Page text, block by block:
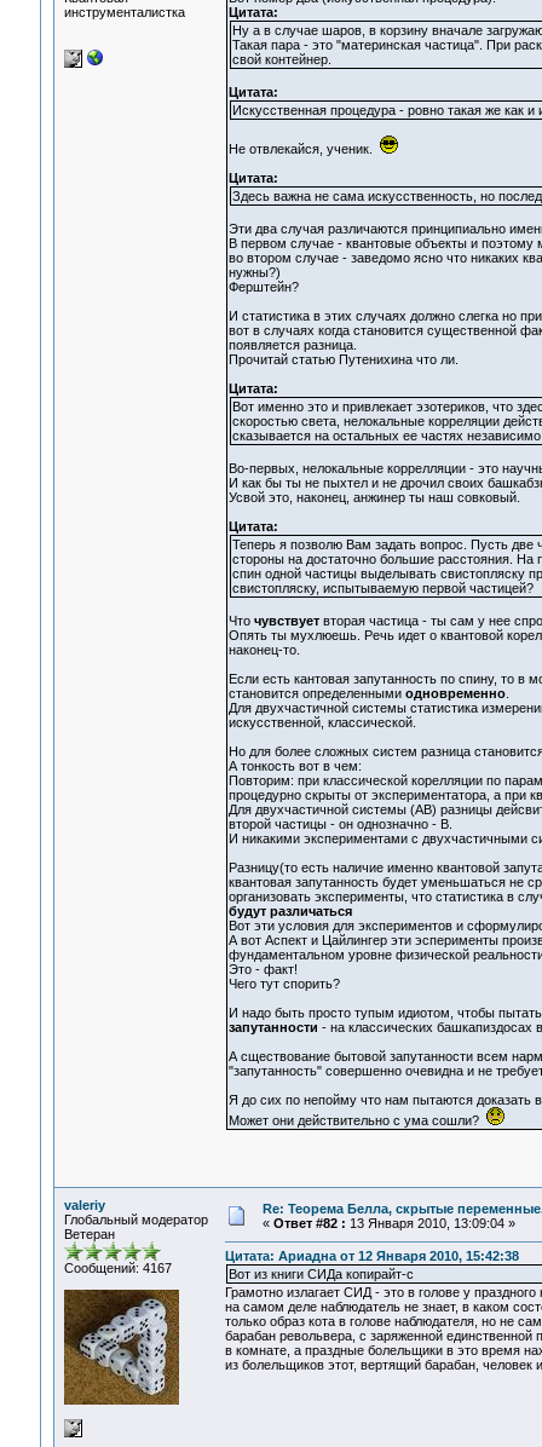
инструменталистка
Цитата:
Ну а в случае шаров, в корзину вначале
Такая пара - это "материнская частица". При
свой контейнер.
Цитата:
Искусственная процедура - ровно такая же как
Не отвлекайся, ученик.
Цитата:
Здесь важна не сама искусственность, но
Эти два случая различаются принципиально
В первом случае - квантовые объекты и поэтому
во втором случае - заведомо ясно что никаких
нужны?)
Ферштейн?
И статистика в этих случаях должно слегка но
вот в случаях когда становится существенной
появляется разница.
Прочитай статью Путенихина что ли.
Цитата:
Вот именно это и привлекает эзотериков, что
скоростью света, нелокальные корреляции
сказывается на остальных ее частях
Во-первых, нелокальные коррелляции - это
И как бы ты не пыхтел и не дрочил своих
Усвой это, наконец, анжинер ты наш совковый.
Цитата:
Теперь я позволю Вам задать вопрос. Пусть
стороны на достаточно большие расстояния.
спин одной частицы выделывать свистопляску
свистопляску, испытываемую первой частицей?
Что чувствуетвторая частица - ты сам у нее
Опять ты мухлюешь. Речь идет о квантовой
наконец-то.
Если есть кантовая запутанность по спину, то
становится определенными одновременно.
Для двухчастичной системы статистика
искусственной, классической.
Но для более сложных систем разница
А тонкость вот в чем:
Повторим: при классической корелляции по
процедурно скрыты от экспериментатора, а при
Для двухчастичной системы (AB) разницы
второй частицы - он однозначно - B.
И никакими экспериментами с двухчастичными
Разницу(то есть наличие именно квантовой
квантовая запутанность будет уменьшаться не
организовать эксперименты, что статистика в
будут различаться
Вот эти условия для экспериментов и
А вот Аспект и Цайлингер эти эсперименты
фундаментальном уровне физической
Это - факт!
Чего тут спорить?
И надо быть просто тупым идиотом, чтобы
запутанности - на классических башкапиздосах
А сществование бытовой запутанности всем
"запутанность" совершенно очевидна и не
Я до сих по непойму что нам пытаются доказать
Может они действительно с ума сошли?
valeriy
Глобальный модератор
Ветеран
Сообщений: 4167
Re: Теорема Белла, скрытые
« Ответ #82 : 13 Января 2010, 13:09:04 »
Цитата: Ариадна от 12 Января 2010, 15:42:38
Вот из книги СИДа копирайт-с
Грамотно излагает СИД - это в голове у
на самом деле наблюдатель не знает, в каком
только образ кота в голове наблюдателя, но не
барабан револьвера, с заряженной единственной
в комнате, а праздные болельщики в это время
из болельщиков этот, вертящий барабан,